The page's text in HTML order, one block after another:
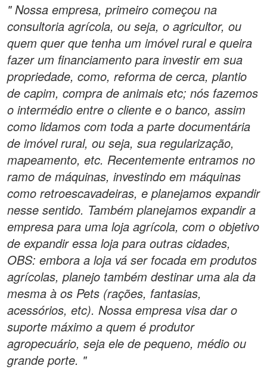
" Nossa empresa, primeiro começou na
consultoria agrícola, ou seja, o agricultor, ou
quem quer que tenha um imóvel rural e queira
fazer um financiamento para investir em sua
propriedade, como, reforma de cerca, plantio
de capim, compra de animais etc; nós fazemos
o intermédio entre o cliente e o banco, assim
como lidamos com toda a parte documentária
de imóvel rural, ou seja, sua regularização,
mapeamento, etc. Recentemente entramos no
ramo de máquinas, investindo em máquinas
como retroescavadeiras, e planejamos expandir
nesse sentido. Também planejamos expandir a
empresa para uma loja agrícola, com o objetivo
de expandir essa loja para outras cidades,
OBS: embora a loja vá ser focada em produtos
agrícolas, planejo também destinar uma ala da
mesma à os Pets (rações, fantasias,
acessórios, etc). Nossa empresa visa dar o
suporte máximo a quem é produtor
agropecuário, seja ele de pequeno, médio ou
grande porte. "